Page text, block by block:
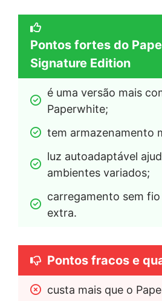
Pontos fortes do
Signature Edition
é uma versão mais
Paperwhite;
tem armazenamento
luz autoadaptável
ambientes variados;
carregamento sem
extra.
Pontos fracos e
custa mais que o